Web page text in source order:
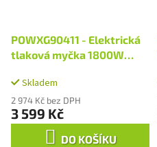
POWXG90411 - Elektrická
tlaková myčka 1800W
Skladem
2 974 Kč bez DPH
3 599 Kč
DO KOŠÍKU